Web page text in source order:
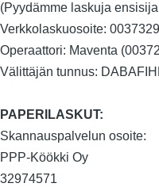
(Pyydämme laskuja
Verkkolaskuosoite:
Operaattori: Maventa
Välittäjän tunnus:
PAPERILASKUT:
Skannauspalvelun osoite:
PPP-Köökki Oy
32974571